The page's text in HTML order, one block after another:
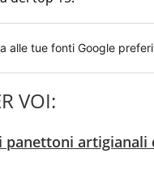
alle tue fonti Google
VOI:
artigianali